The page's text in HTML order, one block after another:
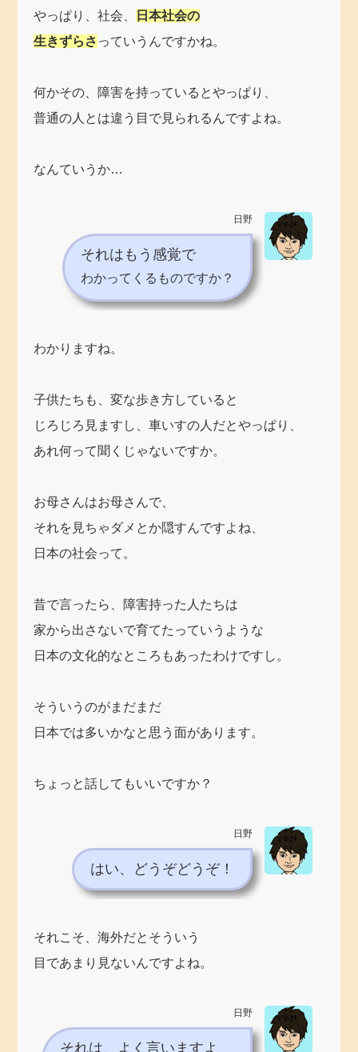
やっぱり、社会、
日本社会の
生きずらさ っていうんですかね。
何かその、障害を持っているとやっぱり、
普通の人とは違う目で見られるんですよね。
なんていうか…
日野
それはもう感覚で
わかってくるものですか？
わかりますね。
子供たちも、変な歩き方していると
じろじろ見ますし、車いすの人だとやっぱり、
あれ何って聞くじゃないですか。
お母さんはお母さんで、
それを見ちゃダメとか隠すんですよね、
日本の社会って。
昔で言ったら、障害持った人たちは
家から出さないで育てたっていうような
日本の文化的なところもあったわけですし。
そういうのがまだまだ
日本では多いかなと思う面があります。
ちょっと話してもいいですか？
日野
はい、どうぞどうぞ！
それこそ、海外だとそういう
目であまり見ないんですよね。
日野
それは、よく言いますよ